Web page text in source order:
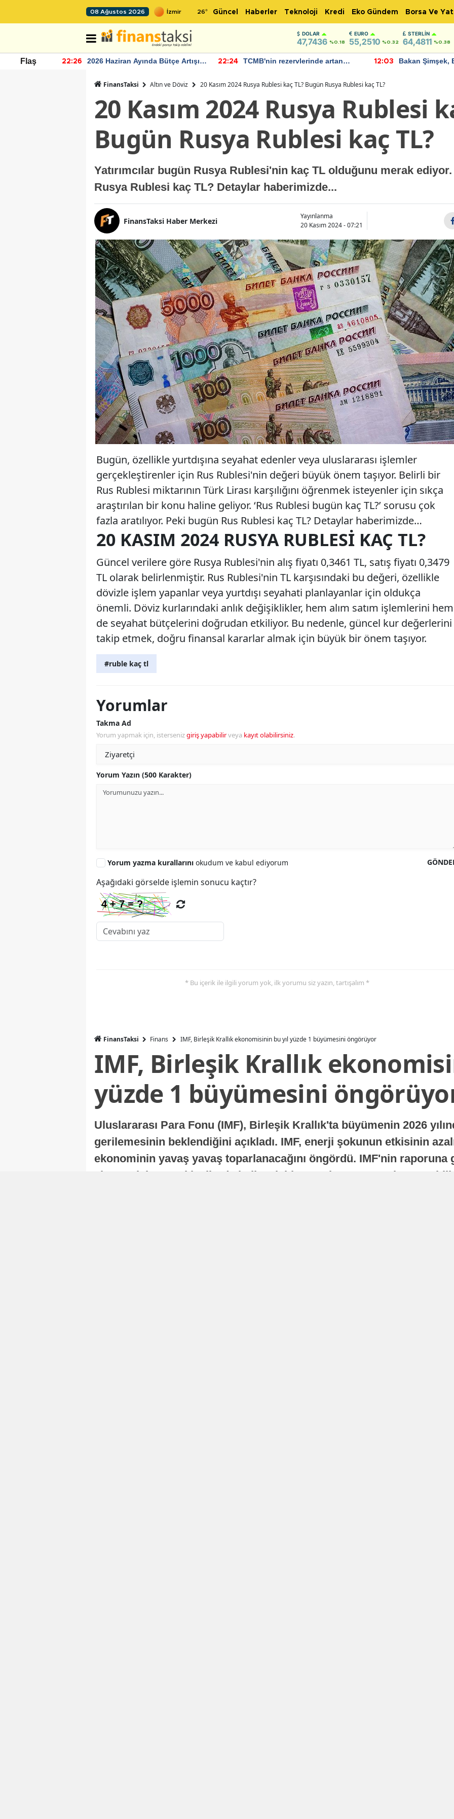
08 Ağustos 2026 26° Güncel Haberler Teknoloji Kredi Eko Gündem Borsa Ve
DOLAR
47,7436 %0.18
EURO
55,2510 %0.32
STERLIN
64,4811 %0.38
Flaş 22:26
2026 Haziran Ayında Bütçe Artışı
22:24
TCMB'nin rezervlerinde artan
12:03
Bakan Şimşek,
FinansTaksi Altın ve Döviz 20 Kasım 2024 Rusya Rublesi kaç TL? Bugün Rusya Rublesi kaç TL?
20 Kasım 2024 Rusya Rublesi
Bugün Rusya Rublesi kaç TL?
Yatırımcılar bugün Rusya Rublesi'nin kaç TL olduğunu merak
Rusya Rublesi kaç TL? Detaylar haberimizde...
FinansTaksi Haber Merkezi
Yayınlanma
20 Kasım 2024 - 07:21
Bugün, özellikle yurtdışına seyahat edenler veya uluslararası işlemler
gerçekleştirenler için Rus Rublesi'nin değeri büyük önem taşıyor. Belirli bir
Rus Rublesi miktarının Türk Lirası karşılığını öğrenmek isteyenler için sıkça
araştırılan bir konu haline geliyor. ‘Rus Rublesi bugün kaç TL?’ sorusu çok
fazla aratılıyor. Peki bugün Rus Rublesi kaç TL? Detaylar haberimizde…
20 KASIM 2024 RUSYA RUBLESI KAÇ TL?
Güncel verilere göre Rusya Rublesi'nin alış fiyatı 0,3461 TL, satış fiyatı 0,3479
TL olarak belirlenmiştir. Rus Rublesi'nin TL karşısındaki bu değeri, özellikle
dövizle işlem yapanlar veya yurtdışı seyahati planlayanlar için oldukça
önemli. Döviz kurlarındaki anlık değişiklikler, hem alım satım işlemlerini hem
de seyahat bütçelerini doğrudan etkiliyor. Bu nedenle, güncel kur değerlerini
takip etmek, doğru finansal kararlar almak için büyük bir önem taşıyor.
#ruble kaç tl
Yorumlar
Takma Ad
Yorum yapmak için, istersenizgiriş yapabilirveya kayıt olabilirsiniz.
Yorum Yazın (500 Karakter)
Yorum yazma kurallarını okudum ve kabul ediyorum
Aşağıdaki görselde işlemin sonucu kaçtır?
* Bu içerik ile ilgili yorum yok, ilk yorumu siz yazın, tartışalım *
FinansTaksi Finans IMF, Birleşik Krallık ekonomisinin bu yıl yüzde 1 büyümesini öngörüyor
IMF, Birleşik Krallık
yüzde 1 büyümesini
Uluslararası Para Fonu (IMF), Birleşik Krallık'ta büyümenin 2026
gerilemesinin beklendiğini açıkladı. IMF, enerji şokunun etkisinin
ekonominin yavaş yavaş toparlanacağını öngördü. IMF'nin raporuna
ekonomisi, sonraki yıllarda istikrarlı bir toparlanma süreci